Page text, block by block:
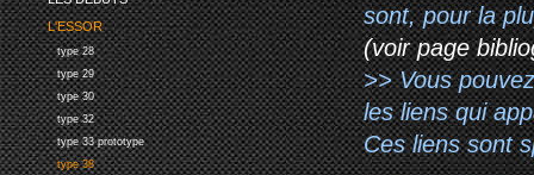
L'ESSOR
type 28
type 29
type 30
type 32
type 33 prototype
type 38
sont, pour la
(voir page
>> Vous
les liens qui
Ces liens sont